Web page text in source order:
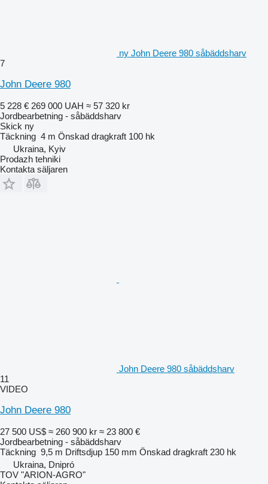
ny John Deere 980 såbäddsharv
7
John Deere 980
5 228 € 269 000 UAH ≈ 57 320 kr
Jordbearbetning - såbäddsharv
Skick ny
Täckning 4 m Önskad dragkraft 100 hk
Ukraina, Kyiv
Prodazh tehniki
Kontakta säljaren
John Deere 980 såbäddsharv
11
VIDEO
John Deere 980
27 500 US$ ≈ 260 900 kr ≈ 23 800 €
Jordbearbetning - såbäddsharv
Täckning 9,5 m Driftsdjup 150 mm Önskad dragkraft 230 hk
Ukraina, Dnipró
TOV "ARION-AGRO"